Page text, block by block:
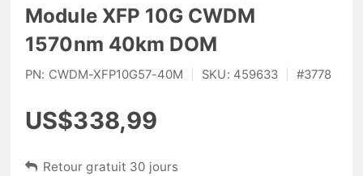
Module XFP 10G CWDM
1570nm 40km DOM
PN: CWDM-XFP10G57-40M SKU: 459633 #3778
US$338,99
Retour gratuit 30 jours